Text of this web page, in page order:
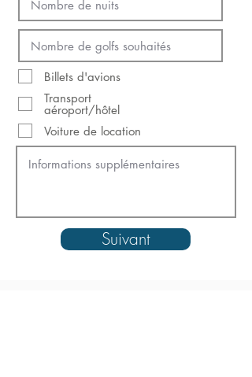
Billets d'avions
Transport
aéroport/hôtel
Voiture de location
Suivant